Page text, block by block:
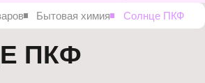
Бытовая химия Солнце ПКФ
ПКФ